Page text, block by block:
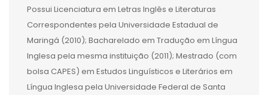
Possui Licenciatura em Letras Inglês e Literaturas
Correspondentes pela Universidade Estadual de
Maringá (2010); Bacharelado em Tradução em Língua
Inglesa pela mesma instituição (2011); Mestrado (com
bolsa CAPES) em Estudos Linguísticos e Literários em
Língua Inglesa pela Universidade Federal de Santa